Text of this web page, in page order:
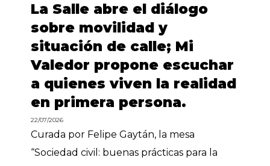
La Salle abre el diálogo
sobre movilidad y
situación de calle; Mi
Valedor propone escuchar
a quienes viven la realidad
en primera persona.
22/07/2026
Curada por Felipe Gaytán, la mesa
“Sociedad civil: buenas prácticas para la